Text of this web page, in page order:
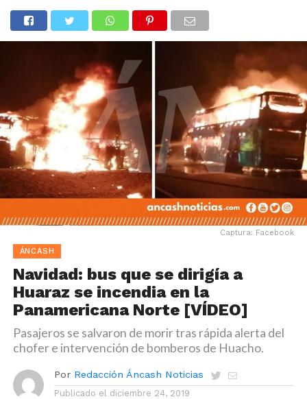
Captura: Facebook
ÁNCASH
Navidad: bus que se dirigía a
Huaraz se incendia en la
Panamericana Norte [VÍDEO]
Pasajeros se salvaron de morir tras rápida alerta del
chofer e intervención de bomberos de Huacho.
Por Redacción Áncash Noticias
Publicado el diciembre 24, 2019